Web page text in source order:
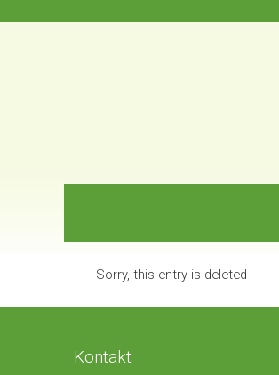
Sorry, this entry is deleted
Kontakt